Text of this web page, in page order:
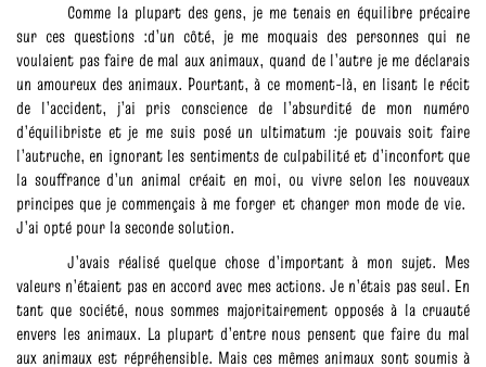
Comme la plupart des gens, je me tenais en équilibre précaire
sur ces questions :d’un côté, je me moquais des personnes qui ne
voulaient pas faire de mal aux animaux, quand de l’autre je me déclarais
un amoureux des animaux. Pourtant, à ce moment-là, en lisant le récit
de l’accident, j’ai pris conscience de l’absurdité de mon numéro
d’équilibriste et je me suis posé un ultimatum :je pouvais soit faire
l’autruche, en ignorant les sentiments de culpabilité et d’inconfort que
la souffrance d’un animal créait en moi, ou vivre selon les nouveaux
principes que je commençais à me forger et changer mon mode de vie.
J’ai opté pour la seconde solution.
J’avais réalisé quelque chose d’important à mon sujet. Mes
valeurs n’étaient pas en accord avec mes actions. Je n’étais pas seul. En
tant que société, nous sommes majoritairement opposés à la cruauté
envers les animaux. La plupart d’entre nous pensent que faire du mal
aux animaux est répréhensible. Mais ces mêmes animaux sont soumis à